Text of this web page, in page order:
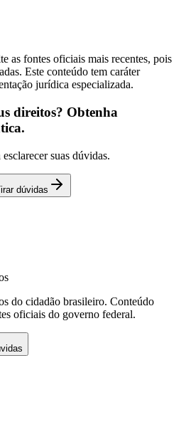
as fontes oficiais mais recentes, pois
Este conteúdo tem caráter
jurídica especializada.
direitos? Obtenha
suas dúvidas.
dúvidas
do cidadão brasileiro. Conteúdo
oficiais do governo federal.